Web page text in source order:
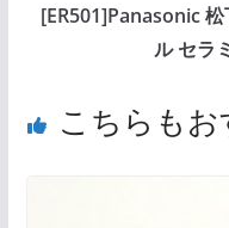
[ER501]Panasonic
ル セラ
こちらも